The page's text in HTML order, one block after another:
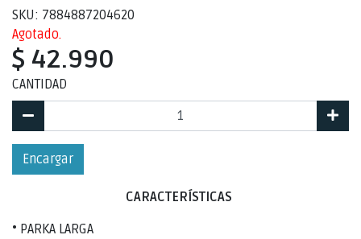
SKU: 7884887204620
Agotado.
$ 42.990
CANTIDAD
Encargar
CARACTERÍSTICAS
• PARKA LARGA